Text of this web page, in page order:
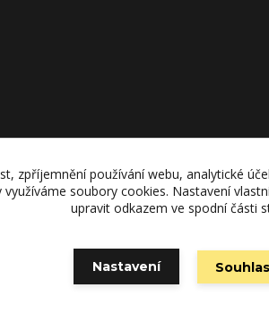
Upravit sběr cookies.
Vytvořeno na
zpříjemnění používání webu, analytické
využíváme soubory cookies. Nastavení
upravit odkazem ve spodní části
Nastavení